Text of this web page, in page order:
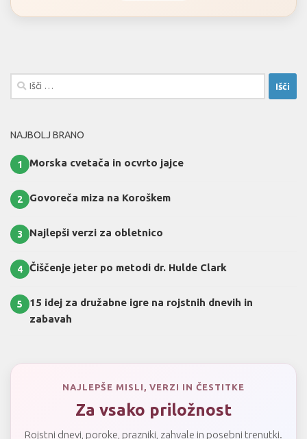
Išči:
NAJBOLJ BRANO
1 Morska cvetača in ocvrto jajce
2 Govoreča miza na Koroškem
3 Najlepši verzi za obletnico
4 Čiščenje jeter po metodi dr. Hulde Clark
5
15 idej za družabne igre na rojstnih dnevih in
zabavah
NAJLEPŠE MISLI, VERZI IN ČESTITKE
Za vsako priložnost
Rojstni dnevi, poroke, prazniki, zahvale in posebni trenutki.